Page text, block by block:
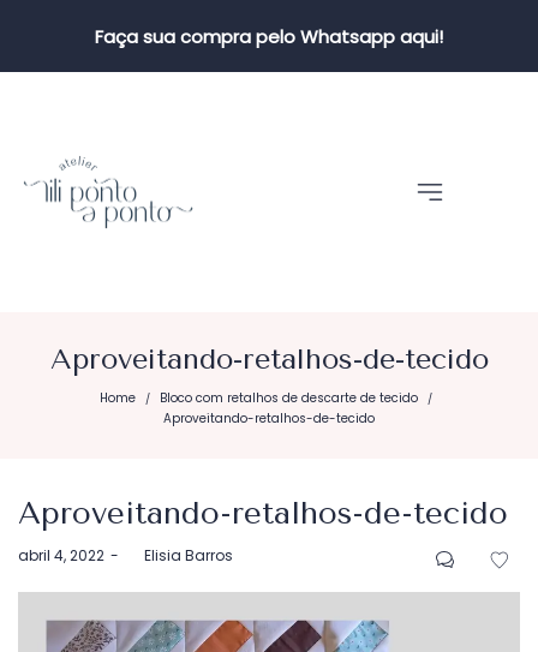
Faça sua compra pelo Whatsapp aqui!
Aproveitando-retalhos-de-tecido
Home / Bloco com retalhos de descarte de tecido /
Aproveitando-retalhos-de-tecido
Aproveitando-retalhos-de-tecido
Postado
abril 4, 2022 byElisia Barros